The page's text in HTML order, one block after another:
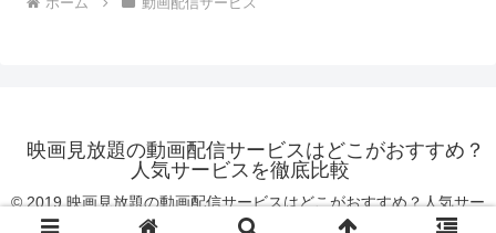
映画見放題の動画配信サービスはどこがおすすめ？
人気サービスを徹底比較
© 2019 映画見放題の動画配信サービスはどこがおすすめ？人気サー